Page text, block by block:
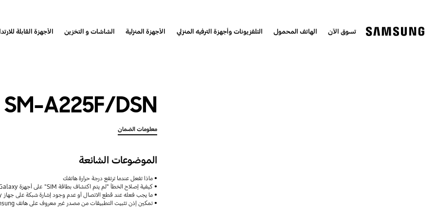
تسوق الآن الهاتف المحمول التلفزيونات وأجهزة الترفيه المنزلي الأجهزة المنزلية الشاشات و التخزين الأجهزة القابلة
SM-A225F/DSN
معلومات الضمان
الموضوعات الشائعة
ماذا تفعل عندما ترتفع درجة حرارة هاتفك
كيفية إصلاح الخطأ "لم يتم اكتشاف بطاقة SIM" على أجهزة Samsung Galaxy
ما يجب فعله عند قطع الاتصال أو عدم وجود إشارة شبكة على جهاز Galaxy
تمكين إذن تثبيت التطبيقات من مصدر غير معروف على هاتف Samsung